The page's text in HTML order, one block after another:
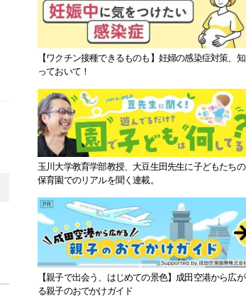
【ワクチン接種できるものも】妊婦の感染症対策、知
っておいて！
玉川大学教育学部教授、大豆生田先生に子どもたちの
保育園でのリアルを聞く連載。
【親子で出会う、はじめての景色】成田空港から広が
る親子のおでかけガイド